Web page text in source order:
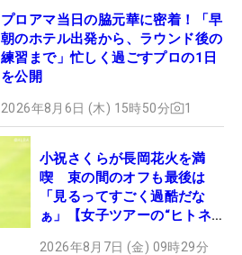
プロアマ当日の脇元華に密着！「早
朝のホテル出発から、ラウンド後の
練習まで」忙しく過ごすプロの1日
を公開
2026年8月6日 (木) 15時50分 1
小祝さくらが長岡花火を満
喫 束の間のオフも最後は
「見るってすごく過酷だな
ぁ」【女子ツアーの“ヒトネ
2026年8月7日 (金) 09時29分